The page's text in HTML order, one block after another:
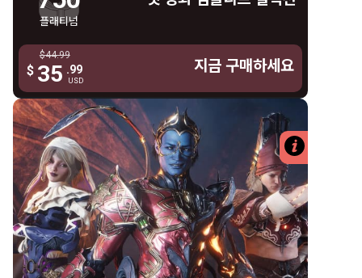
플래티넘
지금 구매하세요
$44.99
$ 35 .99
USD
마리 제미니 스킨
대 카르누스 퀴라스
대 카르누스 슬리브
대 카르누스 그리브
대 카르누스 레갈리아
해로잉 스파이어
인페르넘 왕좌
3일 숙련도 부스터
지금 구매하세요 $
35
.99
475 플래티넘
옛 평화 제미니 컬렉션